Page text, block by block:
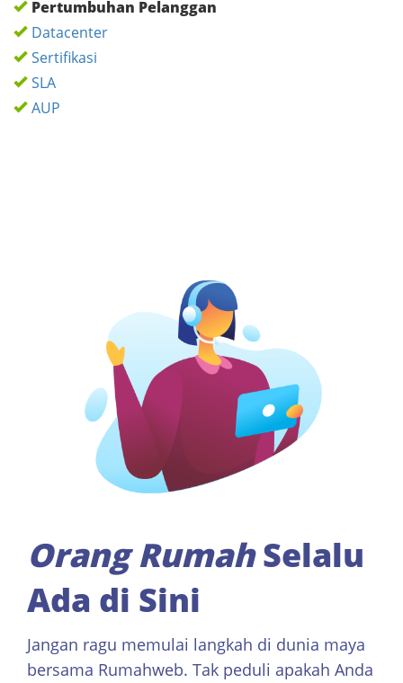
Pertumbuhan Pelanggan
Datacenter
Sertifikasi
SLA
AUP
Orang RumahSelalu
Ada di Sini
Jangan ragu memulai langkah di dunia maya
bersama Rumahweb. Tak peduli apakah Anda